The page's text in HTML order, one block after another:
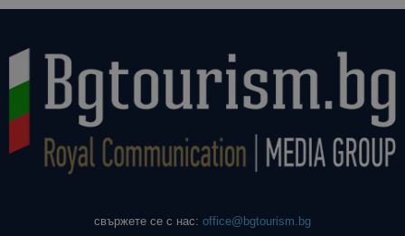
свържете се с нас: office@bgtourism.bg